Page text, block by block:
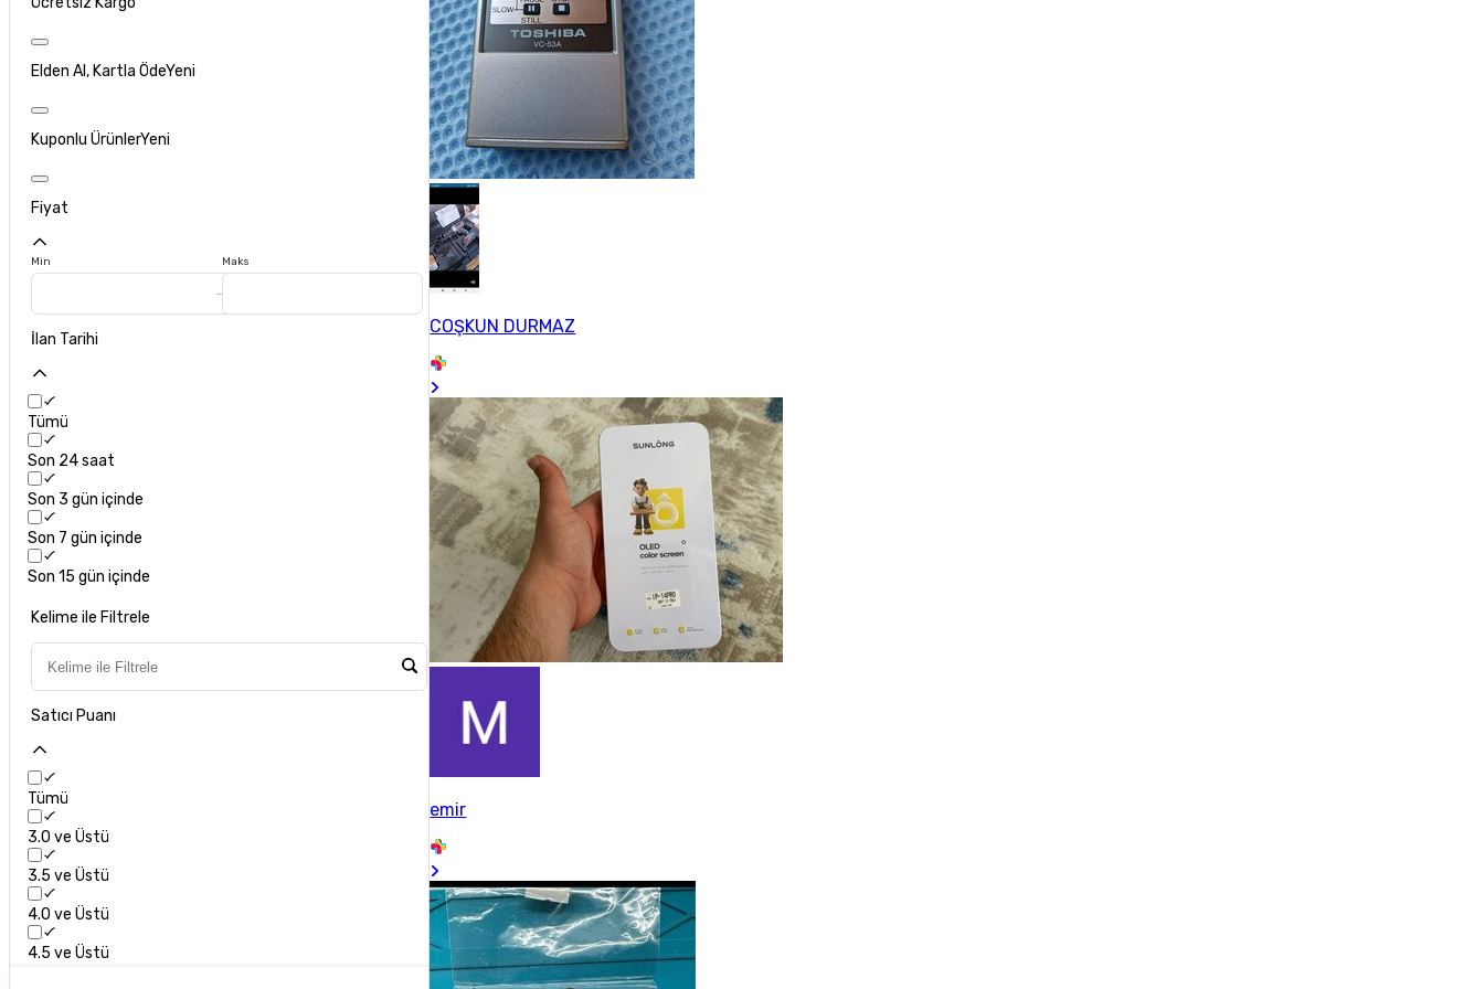
Elden Al, Kartla ÖdeYeni
Kuponlu ÜrünlerYeni
Fiyat
Min Maks
İlan Tarihi
Tümü
Son 24 saat
Son 3 gün içinde
Son 7 gün içinde
Son 15 gün içinde
Kelime ile Filtrele
Satıcı Puanı
Tümü
3.0 ve Üstü
3.5 ve Üstü
4.0 ve Üstü
4.5 ve Üstü
COŞKUN DURMAZ
emir